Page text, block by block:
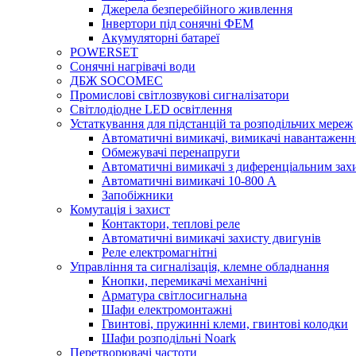
Джерела безперебійного живлення
Інвертори під сонячні ФЕМ
Акумуляторні батареї
POWERSET
Сонячні нагрівачі води
ДБЖ SOCOMEC
Промислові світлозвукові сигналізатори
Світлодіодне LED освітлення
Устаткування для підстанцій та розподільчих мереж
Автоматичні вимикачі, вимикачі
Обмежувачі перенапруги
Автоматичні вимикачі з диференціальним
Автоматичні вимикачі 10-800 А
Запобіжники
Комутація і захист
Контактори, теплові реле
Автоматичні вимикачі захисту двигунів
Реле електромагнітні
Управління та сигналізація, клемне обладнання
Кнопки, перемикачі механічні
Арматура світлосигнальна
Шафи електромонтажні
Гвинтові, пружинні клеми, гвинтові колодки
Шафи розподільні Noark
Перетворювачі частоти